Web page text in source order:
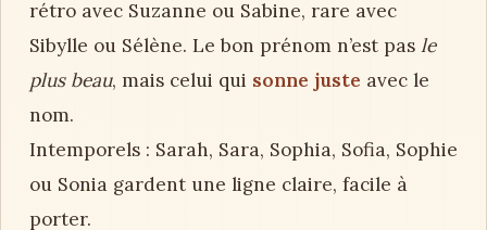
rétro avec Suzanne ou Sabine, rare avec
Sibylle ou Sélène. Le bon prénom n’est pas le
plus beau, mais celui qui sonne juste avec le
nom.
Intemporels : Sarah, Sara, Sophia, Sofia, Sophie
ou Sonia gardent une ligne claire, facile à
porter.